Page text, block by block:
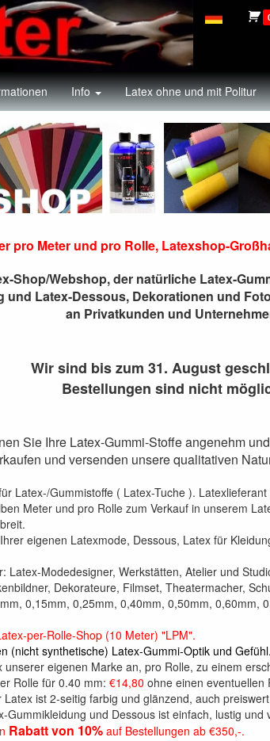
Info Latex ohne und mit Politur
und pro Rolle,
pro Meter und pro Rolle, Latexshop-
Shop/Webshop, der natürliche Latex-
Latex-Dessous, Dekorationen und
an Privatkunden und
Wir sind bis zum 31. August
Bestellungen sind nicht
Sie Ihre Latex-Gummi-Stoffe angenehm
und versenden unsere qualitativen
Latex-/Gummistoffe ( Latex-Tuche ).
Meter und pro Rolle zum Verkauf in unserem
eigenen Latexmode, Dessous, Latex für
Latex-Modedesigner, Werkstätten, Atelier und
Dekorateure, Filmset, Theatermacher,
0,15mm, 0,25mm, 0,40mm, 0,50mm, 0,60mm,
per-Rolle-Shop (10 Meter) "LPM".
(nicht synthetische) Latex-Gummi-Optik und Gefühl.
unserer eigenen Marke an, pro Rolle, zu einem
Rolle für 0.40 mm: €14,80 ohne einen eventuellen
ist 2-seitig farbig und glänzend, auch
Gummikleidung und Dessous ist einfach, lustig und
Rabatt von 10% auf Bestellungen ab €350,-.